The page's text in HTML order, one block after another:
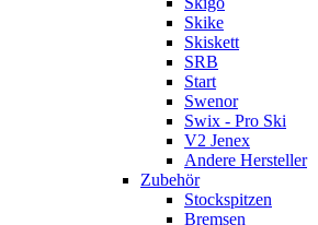
Skike
Skiskett
SRB
Start
Swenor
Swix - Pro Ski
V2 Jenex
Andere Hersteller
Zubehör
Stockspitzen
Bremsen